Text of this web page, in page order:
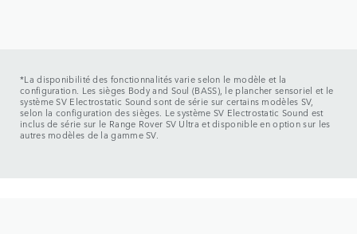
*La disponibilité des fonctionnalités varie selon le modèle et la
configuration. Les sièges Body and Soul (BASS), le plancher sensoriel et le
système SV Electrostatic Sound sont de série sur certains modèles SV,
selon la configuration des sièges. Le système SV Electrostatic Sound est
inclus de série sur le Range Rover SV Ultra et disponible en option sur les
autres modèles de la gamme SV.